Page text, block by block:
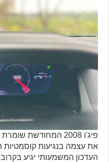
פיג'ו 2008 המחודשת
את עצמה בנגיעות קוסמטיות
העדכון המשמעותי יגיע